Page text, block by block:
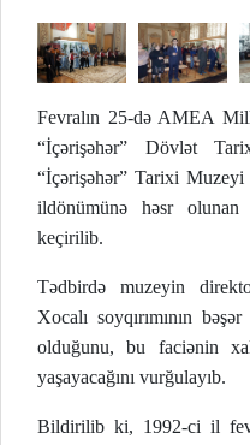
Fevralın 25-də AMEA
“İçərişəhər” Dövlət
“İçərişəhər” Tarixi
ildönümünə həsr olunan
keçirilib.
Tədbirdə muzeyin
Xocalı soyqırımının
olduğunu, bu faciənin
yaşayacağını vurğulayıb.
Bildirilib ki, 1992-ci il